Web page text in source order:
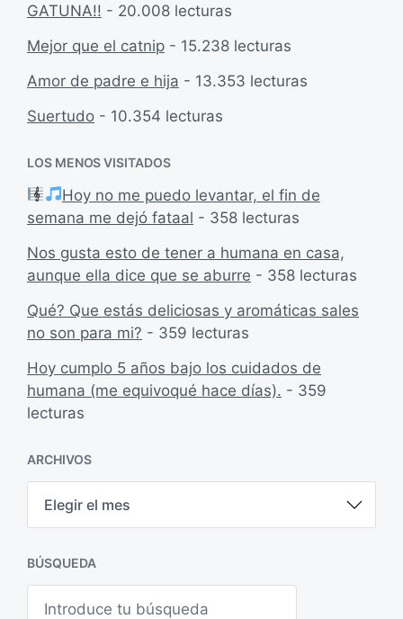
GATUNA!! - 20.008 lecturas
Mejor que el catnip - 15.238 lecturas
Amor de padre e hija - 13.353 lecturas
Suertudo - 10.354 lecturas
LOS MENOS VISITADOS
Hoy no me puedo levantar, el fin de
semana me dejó fataal - 358 lecturas
Nos gusta esto de tener a humana en casa,
aunque ella dice que se aburre - 358 lecturas
Qué? Que estás deliciosas y aromáticas sales
no son para mi? - 359 lecturas
Hoy cumplo 5 años bajo los cuidados de
humana (me equivoqué hace días). - 359
lecturas
ARCHIVOS
v
BÚSQUEDA